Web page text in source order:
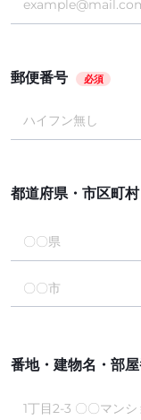
郵便番号 必須
都道府県・市区町村
番地・建物名・部